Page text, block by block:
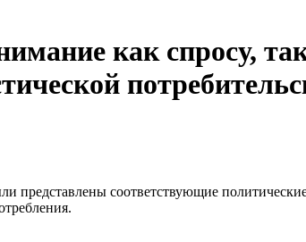
как спросу,
представлены соответствующие